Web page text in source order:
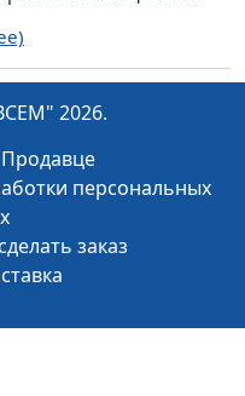
2026.
персональных
заказ